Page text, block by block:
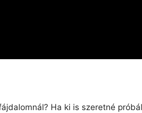
Ha ki is szeretné